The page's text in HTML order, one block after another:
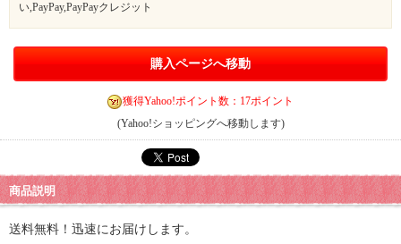
い,PayPay,PayPayクレジット
購入ページへ移動
獲得Yahoo!ポイント数：17ポイント
(Yahoo!ショッピングへ移動します)
商品説明
送料無料！迅速にお届けします。